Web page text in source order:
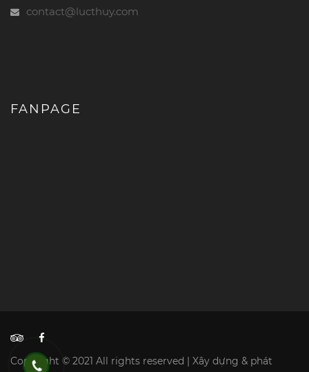
contact@lucthuy.com
FANPAGE
Copyright © 2021 All rights reserved | Xây dựng & phát